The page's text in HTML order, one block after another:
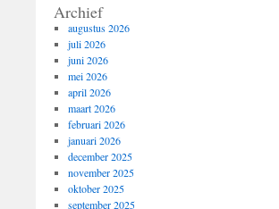
Archief
augustus 2026
juli 2026
juni 2026
mei 2026
april 2026
maart 2026
februari 2026
januari 2026
december 2025
november 2025
oktober 2025
september 2025